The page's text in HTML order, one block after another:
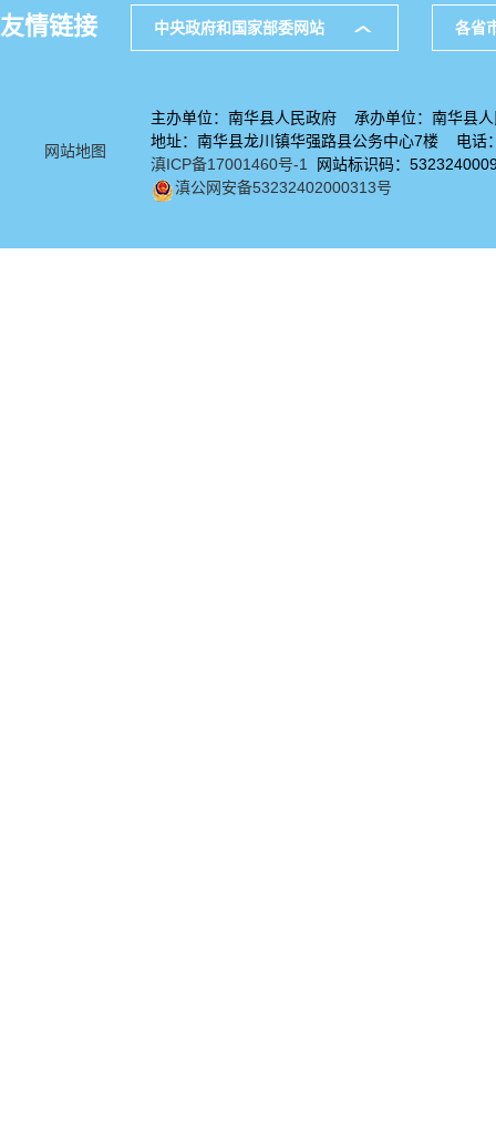
友情链接 中央政府和国家部委网站 各省
网站地图
主办单位：南华县人民政府 承办单位：南华县人
地址：南华县龙川镇华强路县公务中心7楼 电
滇ICP备17001460号-1
网站标识码：
滇公网安备53232402000313号